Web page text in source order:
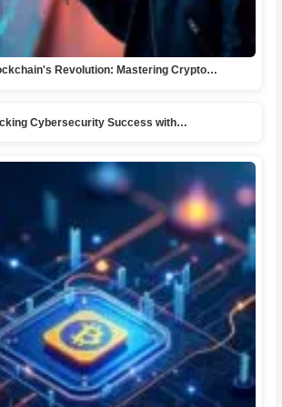
Revolution: Mastering Crypto…
Cybersecurity Success with…